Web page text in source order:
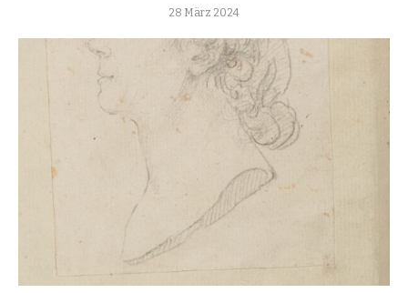
28 März 2024